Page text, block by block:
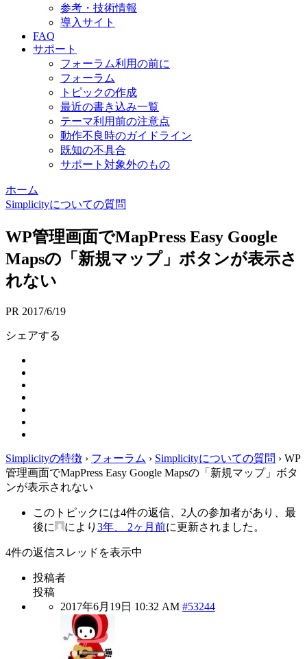
参考・技術情報
導入サイト
FAQ
サポート
フォーラム利用の前に
フォーラム
トピックの作成
最近の書き込み一覧
テーマ利用前の注意点
動作不良時のガイドライン
既知の不具合
サポート対象外のもの
ホーム
Simplicityについての質問
WP管理画面でMapPress Easy Google
Mapsの「新規マップ」ボタンが表示さ
れない
PR 2017/6/19
シェアする
Simplicityの特徴 › フォーラム › Simplicityについての質問 › WP
管理画面でMapPress Easy Google Mapsの「新規マップ」ボタ
ンが表示されない
このトピックには4件の返信、2人の参加者があり、最
後に
により 3年、 2ヶ月前に更新されました。
4件の返信スレッドを表示中
投稿者
投稿
2017年6月19日 10:32 AM #53244